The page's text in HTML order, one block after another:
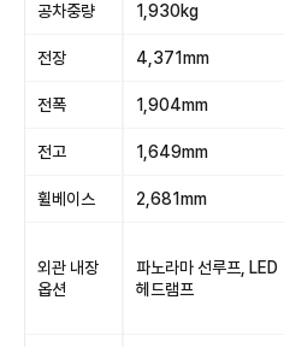
공차중량 1,930kg
전장 4,371mm
전폭 1,904mm
전고 1,649mm
휠베이스 2,681mm
외관 내장
옵션
파노라마 선루프, LED
헤드램프